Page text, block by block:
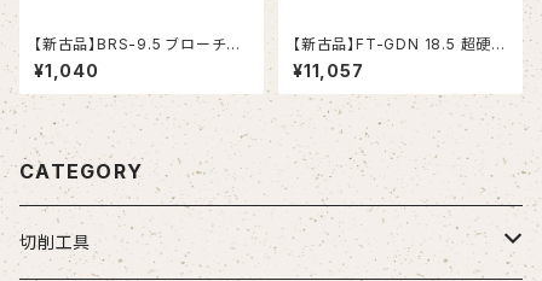
【新古品】BRS-9.5 ブローチリ
ーマ ストレートシャンク（日研工
作所）
¥1,040
【新古品】FT-GDN 18.5 超硬ド
リル (OSG)
¥11,057
CATEGORY
切削工具